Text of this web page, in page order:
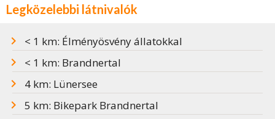
Legközelebbi látnivalók
< 1 km: Élményösvény állatokkal
< 1 km: Brandnertal
4 km: Lünersee
5 km: Bikepark Brandnertal